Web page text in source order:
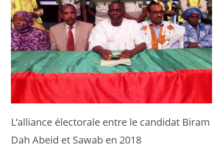
L’alliance électorale entre le candidat Biram
Dah Abeid et Sawab en 2018